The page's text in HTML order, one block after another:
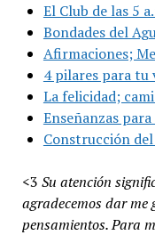
El Club de las 5
Bondades del
Afirmaciones;
4 pilares para tu
La felicidad;
Enseñanzas
Construcción
<3 Su atención
agradecemos dar
pensamientos. Para